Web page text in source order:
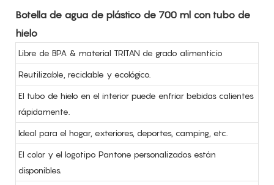
Botella de agua de plástico de 700 ml con tubo de
hielo
Libre de BPA & material TRITAN de grado alimenticio
Reutilizable, reciclable y ecológico.
El tubo de hielo en el interior puede enfriar bebidas calientes
rápidamente.
Ideal para el hogar, exteriores, deportes, camping, etc.
El color y el logotipo Pantone personalizados están
disponibles.